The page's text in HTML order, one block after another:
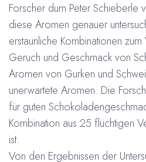
Forscher dum Peter Schieberle
diese Aromen genauer
erstaunliche Kombinationen
Geruch und Geschmack von
Aromen von Gurken und
unerwartete Aromen. Die
für guten
Kombination aus 25 flüchtigen
ist.
Von den Ergebnissen der